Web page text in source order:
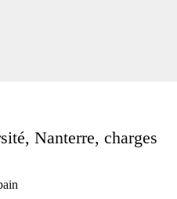
Nanterre, charges